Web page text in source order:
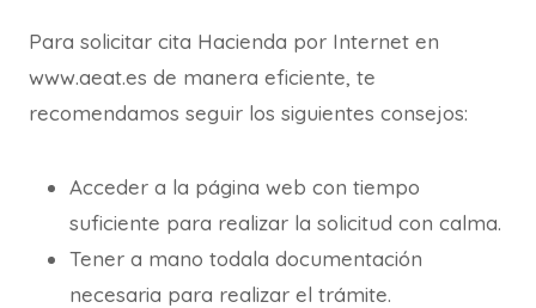
Para solicitar cita Hacienda por Internet en
www.aeat.es de manera eficiente, te
recomendamos seguir los siguientes consejos:
Acceder a la página web con tiempo
suficiente para realizar la solicitud con calma.
Tener a mano todala documentación
necesaria para realizar el trámite.